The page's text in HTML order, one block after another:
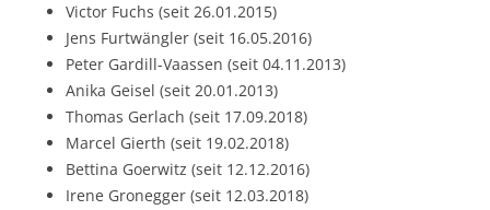
Victor Fuchs (seit 26.01.2015)
Jens Furtwängler (seit 16.05.2016)
Peter Gardill-Vaassen (seit 04.11.2013)
Anika Geisel (seit 20.01.2013)
Thomas Gerlach (seit 17.09.2018)
Marcel Gierth (seit 19.02.2018)
Bettina Goerwitz (seit 12.12.2016)
Irene Gronegger (seit 12.03.2018)